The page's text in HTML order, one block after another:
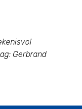
Gerbrand